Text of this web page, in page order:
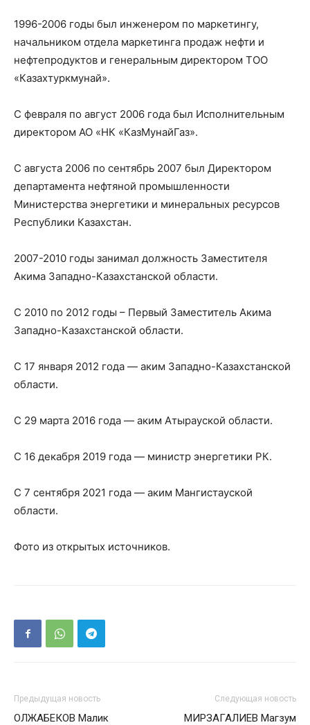
1996-2006 годы был инженером по маркетингу,
начальником отдела маркетинга продаж нефти и
нефтепродуктов и генеральным директором ТОО
«Казахтуркмунай».
С февраля по август 2006 года был Исполнительным
директором АО «НК «КазМунайГаз».
С августа 2006 по сентябрь 2007 был Директором
департамента нефтяной промышленности
Министерства энергетики и минеральных ресурсов
Республики Казахстан.
2007-2010 годы занимал должность Заместителя
Акима Западно-Казахстанской области.
С 2010 по 2012 годы – Первый Заместитель Акима
Западно-Казахстанской области.
С 17 января 2012 года — аким Западно-Казахстанской
области.
С 29 марта 2016 года — аким Атырауской области.
С 16 декабря 2019 года — министр энергетики РК.
С 7 сентября 2021 года — аким Мангистауской
области.
Фото из открытых источников.
Предыдущая новость
ОЛЖАБЕКОВ Малик
Следующая новость
МИРЗАГАЛИЕВ Магзум